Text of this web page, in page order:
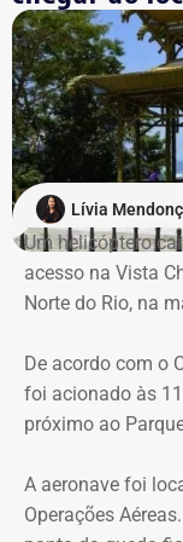
Trecho da
de uma
O pedido
Em caráter
empresas, a
Aéreas.
Há registro de
em combate a
mobilizados.
Para dar apoio às
ICMBio informou
Estrada da Vista
Vista Chinesa, foi
do Parque
Lívia
Um helicóptero
acesso na Vista
Norte do Rio, na
De acordo com o
foi acionado às
próximo ao
A aeronave foi
Operações